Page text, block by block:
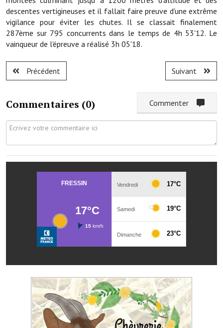
Les réseaux partenaires
L'association des maires
L'office de tourisme
Le conseil départemental
Eaux, assainissement
Déchets ménagers, tri sélectif, encombrants
Services publics communaux
Urbanisme
Biens à louer
Terrains et maisons à vendre
descentes vertigineuses et il fallait faire preuve d'une extrême
vigilance pour éviter les chutes. Il se classait finalement
287ème sur 795 concurrents dans le temps de 4h 53'12. Le
vainqueur de l'épreuve a réalisé 3h 05'18.
Précédent Suivant
Commentaires (0)